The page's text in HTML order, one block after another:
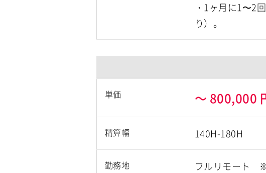
・1ヶ月に1〜2
り）。
単価 ～ 800,000
精算幅 140H-180H
勤務地 フルリモート ※